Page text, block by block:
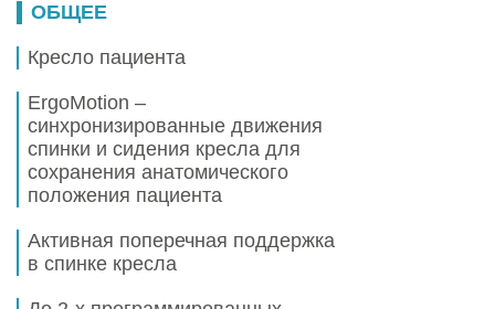
ОБЩЕЕ
Кресло пациента
ErgoMotion –
синхронизированные движения
спинки и сидения кресла для
сохранения анатомического
положения пациента
Активная поперечная поддержка
в спинке кресла